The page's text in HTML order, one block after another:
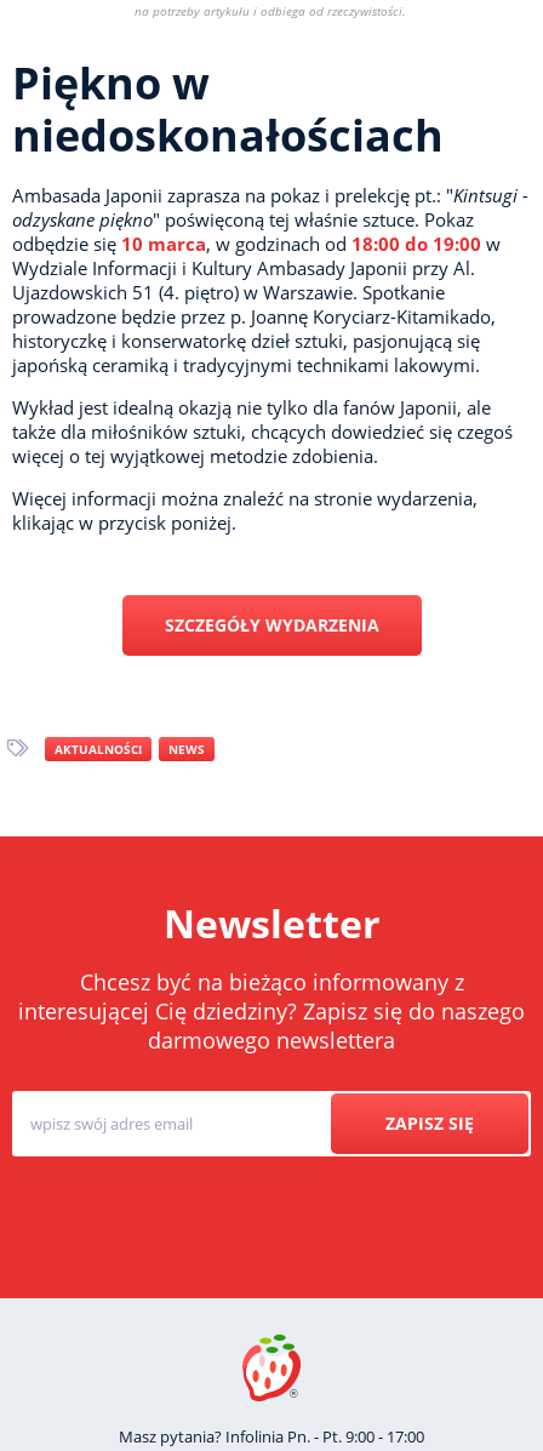
na potrzeby artykułu i odbiega od rzeczywistości.
Piękno w
niedoskonałościach
Ambasada Japonii zaprasza na pokaz i prelekcję pt.: "Kintsugi -
odzyskane piękno" poświęconą tej właśnie sztuce. Pokaz
odbędzie się 10 marca, w godzinach od 18:00 do 19:00 w
Wydziale Informacji i Kultury Ambasady Japonii przy Al.
Ujazdowskich 51 (4. piętro) w Warszawie. Spotkanie
prowadzone będzie przez p. Joannę Koryciarz-Kitamikado,
historyczkę i konserwatorkę dzieł sztuki, pasjonującą się
japońską ceramiką i tradycyjnymi technikami lakowymi.
Wykład jest idealną okazją nie tylko dla fanów Japonii, ale
także dla miłośników sztuki, chcących dowiedzieć się czegoś
więcej o tej wyjątkowej metodzie zdobienia.
Więcej informacji można znaleźć na stronie wydarzenia,
klikając w przycisk poniżej.
SZCZEGÓŁY WYDARZENIA
AKTUALNOŚCI NEWS
Newsletter
Chcesz być na bieżąco informowany z
interesującej Cię dziedziny? Zapisz się do naszego
darmowego newslettera
ZAPISZ SIĘ
Masz pytania? Infolinia Pn. - Pt. 9:00 - 17:00